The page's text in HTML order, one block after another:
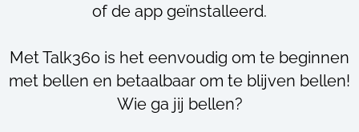
of de app geïnstalleerd.
Met Talk360 is het eenvoudig om te beginnen
met bellen en betaalbaar om te blijven bellen!
Wie ga jij bellen?